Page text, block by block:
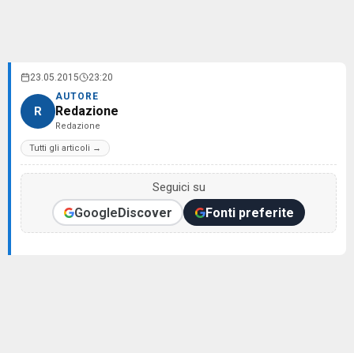
23.05.2015 23:20
R
AUTORE
Redazione
Redazione
Tutti gli articoli →
Seguici su
GoogleDiscover Fonti preferite